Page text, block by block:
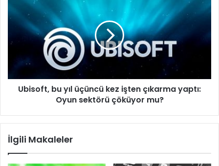
yıl
üçüncü
işten
çıkarma
yaptı:
Oyun
sektörü
Ubisoft, bu yıl üçüncü kez işten çıkarma yaptı:
Oyun sektörü çöküyor mu?
İlgili Makaleler